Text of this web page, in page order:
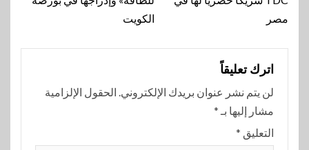
الكويت
مصر
اترك تعليقاً
لن يتم نشر عنوان بريدك الإلكتروني. الحقول الإلزامية
مشار إليها بـ *
التعليق *